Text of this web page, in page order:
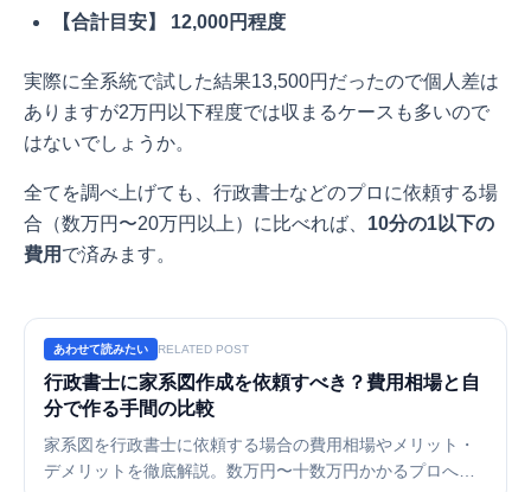
【合計目安】 12,000円程度
実際に全系統で試した結果13,500円だったので個人差は
ありますが2万円以下程度では収まるケースも多いので
はないでしょうか。
全てを調べ上げても、行政書士などのプロに依頼する場
合（数万円〜20万円以上）に比べれば、 10分の1以下の
費用 で済みます。
あわせて読みたい RELATED POST
行政書士に家系図作成を依頼すべき？費用相場と自
分で作る手間の比較
家系図を行政書士に依頼する場合の費用相場やメリット・
デメリットを徹底解説。数万円〜十数万円かかるプロへの